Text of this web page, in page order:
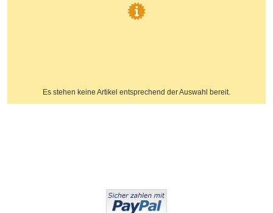
Es stehen keine Artikel entsprechend der Auswahl bereit.